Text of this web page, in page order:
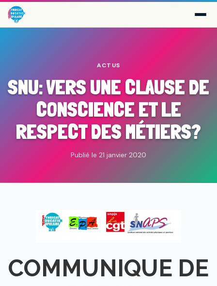
ACTUS
SNU: VERS UNE CLAUSE DE
CONSCIENCE ET LE
RESPECT DES MÉTIERS?
Publié le 21 janvier 2020
COMMUNIQUE DE